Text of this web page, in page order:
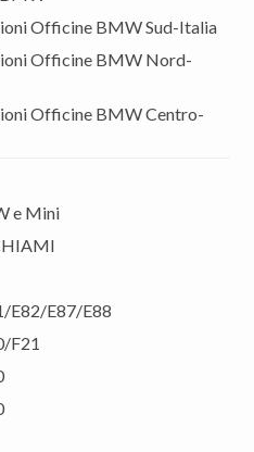
Officine BMW Sud-Italia
Officine BMW Nord-
Officine BMW Centro-
e Mini
E82/E87/E88
F21